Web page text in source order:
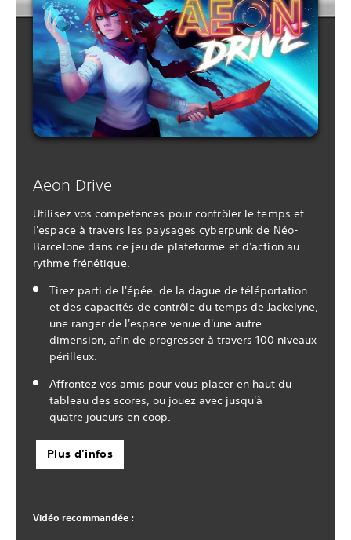
Aeon Drive
Utilisez vos compétences pour contrôler le temps et
l'espace à travers les paysages cyberpunk de Néo-
Barcelone dans ce jeu de plateforme et d'action au
rythme frénétique.
Tirez parti de l'épée, de la dague de téléportation
et des capacités de contrôle du temps de Jackelyne,
une ranger de l'espace venue d'une autre
dimension, afin de progresser à travers 100 niveaux
périlleux.
Affrontez vos amis pour vous placer en haut du
tableau des scores, ou jouez avec jusqu'à
quatre joueurs en coop.
Plus d'infos
Vidéo recommandée :